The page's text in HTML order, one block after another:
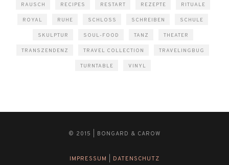
RAUSCH RECIPES RESTART REZEPTE RITUALE
ROYAL RUHE SCHLOSS SCHREIBEN SCHULE
SKULPTUR SOUL-FOOD TANZ THEATER
TRANSZENDENZ TRAVEL COLLECTION TRAVELINGBUG
TURNTABLE VINYL
© 2015 | BONGARD & CAROW
IMPRESSUM DATENSCHUTZ